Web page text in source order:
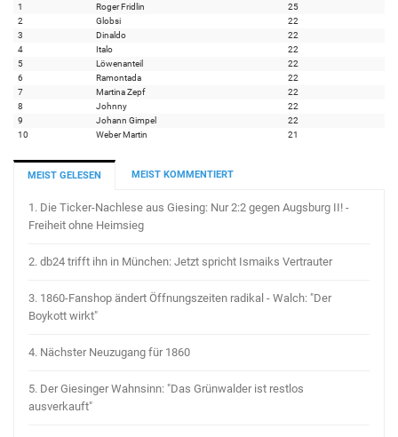
1
Roger Fridlin
25
2
Globsi
22
3
Dinaldo
22
4
Italo
22
5
Löwenanteil
22
6
Ramontada
22
7
Martina Zepf
22
8
Johnny
22
9
Johann Gimpel
22
10
Weber Martin 21
MEIST GELESEN MEIST KOMMENTIERT
1. Die Ticker-Nachlese aus Giesing: Nur 2:2 gegen Augsburg II! -
Freiheit ohne Heimsieg
2. db24 trifft ihn in München: Jetzt spricht Ismaiks Vertrauter
3. 1860-Fanshop ändert Öffnungszeiten radikal - Walch: "Der
Boykott wirkt"
4. Nächster Neuzugang für 1860
5. Der Giesinger Wahnsinn: "Das Grünwalder ist restlos
ausverkauft"